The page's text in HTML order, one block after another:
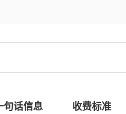
句话信息 收费标准